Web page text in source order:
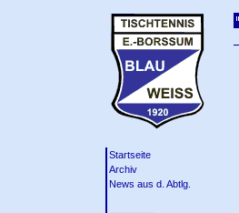
Startseite
Archiv
News aus d. Abtlg.